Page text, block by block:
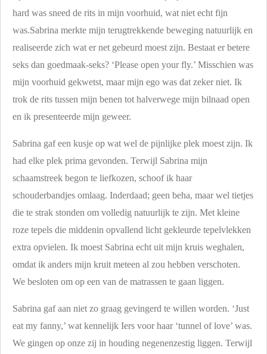
hard was sneed de rits in mijn voorhuid, wat niet echt fijn
was.Sabrina merkte mijn terugtrekkende beweging natuurlijk en
realiseerde zich wat er net gebeurd moest zijn. Bestaat er betere
seks dan goedmaak-seks? ‘Please open your fly.’ Misschien was
mijn voorhuid gekwetst, maar mijn ego was dat zeker niet. Ik
trok de rits tussen mijn benen tot halverwege mijn bilnaad open
en ik presenteerde mijn geweer.
Sabrina gaf een kusje op wat wel de pijnlijke plek moest zijn. Ik
had elke plek prima gevonden. Terwijl Sabrina mijn
schaamstreek begon te liefkozen, schoof ik haar
schouderbandjes omlaag. Inderdaad; geen beha, maar wel tietjes
die te strak stonden om volledig natuurlijk te zijn. Met kleine
roze tepels die middenin opvallend licht gekleurde tepelvlekken
extra opvielen. Ik moest Sabrina echt uit mijn kruis weghalen,
omdat ik anders mijn kruit meteen al zou hebben verschoten.
We besloten om op een van de matrassen te gaan liggen.
Sabrina gaf aan niet zo graag gevingerd te willen worden. ‘Just
eat my fanny,’ wat kennelijk Iers voor haar ‘tunnel of love’ was.
We gingen op onze zij in houding negenenzestig liggen. Terwijl